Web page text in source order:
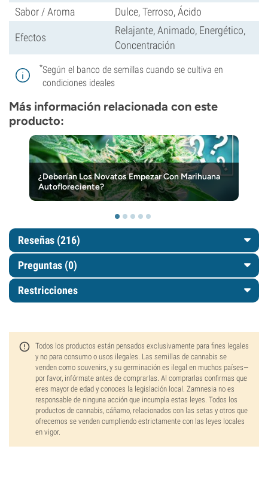
Sabor / Aroma
Dulce, Terroso, Ácido
Efectos
Relajante, Animado, Energético,
Concentración
*Según el banco de semillas cuando se cultiva en
condiciones ideales
Más información relacionada con este
producto:
¿Deberían Los Novatos Empezar Con Marihuana
Autofloreciente?
Reseñas (216)
Preguntas (0)
Restricciones
Todos los productos están pensados exclusivamente para fines legales
y no para consumo o usos ilegales. Las semillas de cannabis se
venden como souvenirs, y su germinación es ilegal en muchos países—
por favor, infórmate antes de comprarlas. Al comprarlas confirmas que
eres mayor de edad y conoces la legislación local. Zamnesia no es
responsable de ninguna acción que incumpla estas leyes. Todos los
productos de cannabis, cáñamo, relacionados con las setas y otros que
ofrecemos se venden cumpliendo estrictamente con las leyes locales
en vigor.